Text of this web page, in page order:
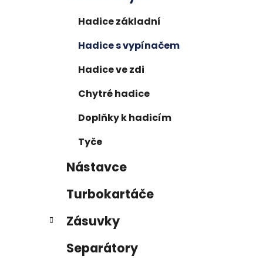
Hadice základní
Hadice s vypínačem
Hadice ve zdi
Chytré hadice
Doplňky k hadicím
Tyče
Nástavce
Turbokartáče
Zásuvky
Separátory